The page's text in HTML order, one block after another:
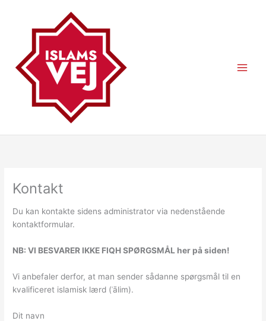
indholdet
Kontakt
Du kan kontakte sidens administrator via nedenstående
kontaktformular.
NB: VI BESVARER IKKE FIQH SPØRGSMÅL her på siden!
Vi anbefaler derfor, at man sender sådanne spørgsmål til en
kvalificeret islamisk lærd (ʿālim).
Dit navn